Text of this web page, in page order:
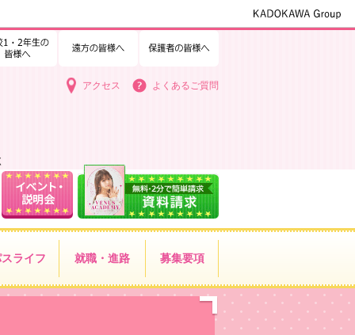
遠方の皆様へ
中学3年生の皆様へ
2年生の皆様へ
よくあるご質問
アクセス
ライフ 就職・進路 募集要項